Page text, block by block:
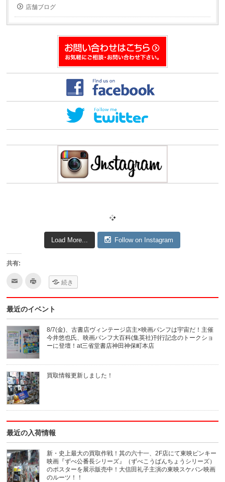
ィ
ド
ウ
ま
店舗ブログ
Load More... Follow on Instagram
共有:
ク
し
て
達
へ
メ
ー
ル
で
送
信
(新
し
い
ウ
ィ
ン
ド
ウ
で
開
き
ま
す)
ク
し
て
刷
(新
し
い
ウ
ィ
ン
ド
ウ
で
開
き
ま
す)
続き
最近のイベント
8/7(金)、古書店ヴィンテージ店主×映画パンフは宇宙だ！主催
今井悠也氏、映画パンフ大百科(集英社)刊行記念のトークショ
ーに登壇！at三省堂書店神田神保町本店
買取情報更新しました！
最近の入荷情報
新・史上最大の買取作戦！其の六十一、2F店にて東映ピンキー
映画『ずべ公番長シリーズ』（ずべこうばんちょうシリーズ）
のポスターを展示販売中！大信田礼子主演の東映スケバン映画
のルーツ！！